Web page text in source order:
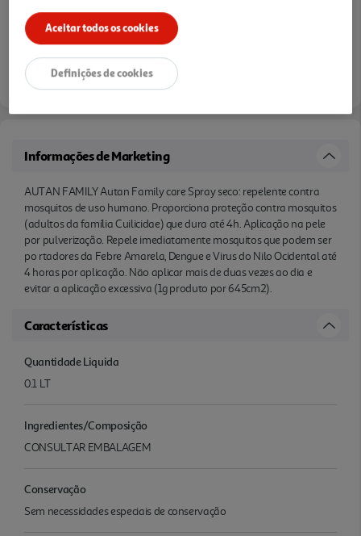
Informações de Marketing
AUTAN FAMILY Autan Family care Spray seco: repelente contra
mosquitos de uso humano. Proporciona proteção contra mosquitos
(adultos da família Cuilicidae) que dura até 4h. Aplicação na pele
por pulverização. Repele imediatamente mosquitos que podem ser
po rtadores da Febre Amarela, Dengue e Virus do Nilo Ocidental até
4 horas por aplicação. Näo aplicar mais de duas vezes ao dia e
evitar a aplicação excessiva (1g produto por 645cm2).
Características
Quantidade Liquida
0.1 LT
Ingredientes/Composição
CONSULTAR EMBALAGEM
Conservação
Sem necessidades especiais de conservação
Aceitar todos os cookies
Definições de cookies